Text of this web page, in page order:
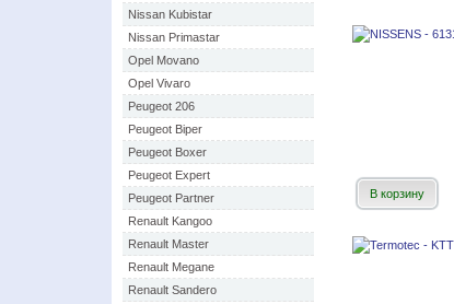
Nissan Kubistar
Nissan Primastar
Opel Movano
Opel Vivaro
Peugeot 206
Peugeot Biper
Peugeot Boxer
Peugeot Expert
Peugeot Partner
Renault Kangoo
Renault Master
Renault Megane
Renault Sandero
В корзину